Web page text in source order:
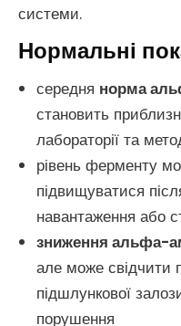
системи.
Нормальні
середня норма
становить
лабораторії та
рівень ферменту
підвищуватися
навантаження або
зниження альфа-
але може свідчити
підшлункової
порушення